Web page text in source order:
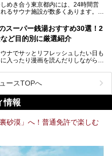
めき合う東京都内には、24時間営
るサウナ施設が数多くあります。
」や自分へのご褒美のための宿泊な
ングで好きなだけサ活ができるのが
だけでなく、カップルや女性に嬉し
ました。
施設14選をご紹介します。
スーパー銭湯おすすめ30選！2
ど目的別に厳選紹介
ナでサッとリフレッシュしたい日も
入ったり漫画を読んだりしながら一
い、「このまま朝までゆっくりでき
た経験がある人も多いのではないで
でおすすめのスーパー銭湯を、目的
施設や、1,000円以下で楽しめる安
ジャーにもぴったりなエンタメ要素
用のシーンに合わせて参考にしてく
ースTOPへ
情報
砂漠」へ！普通免許で楽しむ